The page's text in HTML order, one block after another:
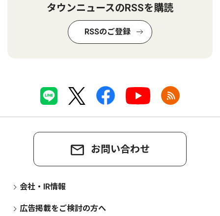
タウンニュースのRSSを購読
RSSのご登録
お問い合わせ
会社・IR情報
広告掲載をご検討の方へ